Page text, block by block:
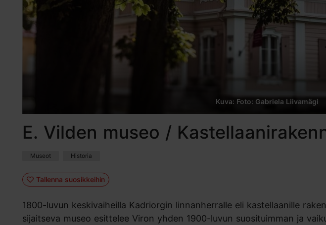
Kuva: Foto: Gabriela Liivamägi
E. Vilden museo /
Museot Historia
Tallenna suosikkeihin
1800-luvun keskivaiheilla Kadriorgin linnanherralle eli kastellaanille
sijaitseva museo esittelee Viron yhden 1900-luvun suosituimman ja